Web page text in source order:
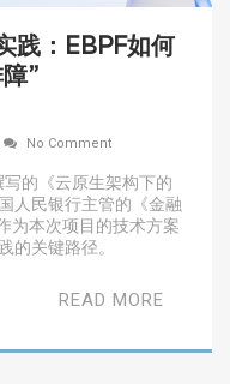
践：EBPF如何
”
No Comment
的《云原生架构下的
人民银行主管的《金融
为本次项目的技术方案
的关键路径。
READ MORE